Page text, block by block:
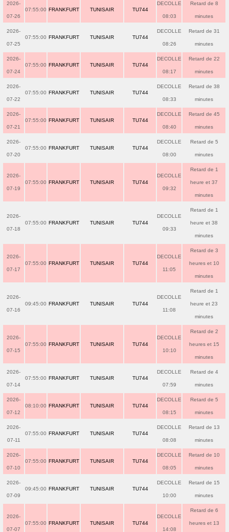
2026-
07-26
07:55:00 FRANKFURT TUNISAIR TU744
DECOLLE
08:03
Retard de 8
minutes
2026-
07-25
07:55:00 FRANKFURT TUNISAIR TU744
DECOLLE
08:26
Retard de 31
minutes
2026-
07-24
07:55:00 FRANKFURT TUNISAIR TU744
DECOLLE
08:17
Retard de 22
minutes
2026-
07-22
07:55:00 FRANKFURT TUNISAIR TU744
DECOLLE
08:33
Retard de 38
minutes
2026-
07-21
07:55:00 FRANKFURT TUNISAIR TU744
DECOLLE
08:40
Retard de 45
minutes
2026-
07-20
07:55:00 FRANKFURT TUNISAIR TU744
DECOLLE
08:00
Retard de 5
minutes
2026-
07-19
07:55:00 FRANKFURT TUNISAIR TU744
DECOLLE
09:32
Retard de 1
heure et 37
minutes
2026-
07-18
07:55:00 FRANKFURT TUNISAIR TU744
DECOLLE
09:33
Retard de 1
heure et 38
minutes
2026-
07-17
07:55:00 FRANKFURT TUNISAIR TU744
DECOLLE
11:05
Retard de 3
heures et 10
minutes
2026-
07-16
09:45:00 FRANKFURT TUNISAIR TU744
DECOLLE
11:08
Retard de 1
heure et 23
minutes
2026-
07-15
07:55:00 FRANKFURT TUNISAIR TU744
DECOLLE
10:10
Retard de 2
heures et 15
minutes
2026-
07-14
07:55:00 FRANKFURT TUNISAIR TU744
DECOLLE
07:59
Retard de 4
minutes
2026-
07-12
08:10:00 FRANKFURT TUNISAIR TU744
DECOLLE
08:15
Retard de 5
minutes
2026-
07-11
07:55:00 FRANKFURT TUNISAIR TU744
DECOLLE
08:08
Retard de 13
minutes
2026-
07-10
07:55:00 FRANKFURT TUNISAIR TU744
DECOLLE
08:05
Retard de 10
minutes
2026-
07-09
09:45:00 FRANKFURT TUNISAIR TU744
DECOLLE
10:00
Retard de 15
minutes
2026-
07-07
07:55:00 FRANKFURT TUNISAIR TU744
DECOLLE
14:08
Retard de 6
heures et 13